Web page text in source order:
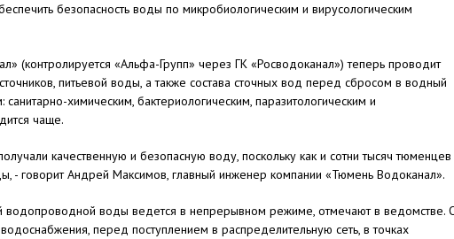
безопасность воды по микробиологическим и вирусологическим
(контролируется «Альфа-Групп» через ГК «Росводоканал») теперь проводит
питьевой воды, а также состава сточных вод перед сбросом в водный
химическим, бактериологическим, паразитологическим и
чаще.
качественную и безопасную воду, поскольку как и сотни тысяч тюменцев
- говорит Андрей Максимов, главный инженер компании «Тюмень Водоканал».
водопроводной воды ведется в непрерывном режиме, отмечают в ведомстве.
перед поступлением в распределительную сеть, в точках